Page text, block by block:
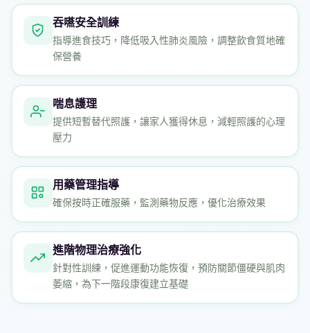
吞嚥安全訓練
指導進食技巧，降低吸入性肺炎風險，調整飲食質地確
保營養
喘息護理
提供短暫替代照護，讓家人獲得休息，減輕照護的心理
壓力
用藥管理指導
確保按時正確服藥，監測藥物反應，優化治療效果
進階物理治療強化
針對性訓練，促進運動功能恢復，預防關節僵硬與肌肉
萎縮，為下一階段康復建立基礎